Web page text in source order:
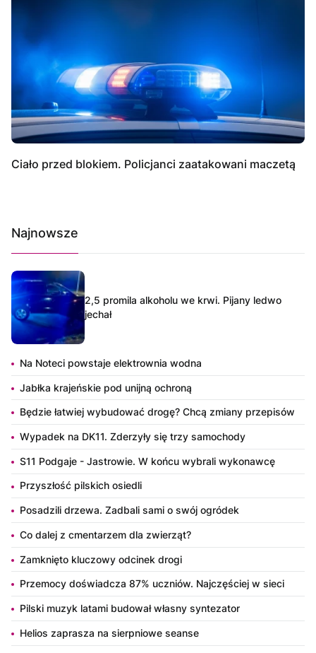
Ciało przed blokiem. Policjanci zaatakowani maczetą
Najnowsze
2,5 promila alkoholu we krwi. Pijany ledwo
jechał
Na Noteci powstaje elektrownia wodna
Jabłka krajeńskie pod unijną ochroną
Będzie łatwiej wybudować drogę? Chcą zmiany przepisów
Wypadek na DK11. Zderzyły się trzy samochody
S11 Podgaje - Jastrowie. W końcu wybrali wykonawcę
Przyszłość pilskich osiedli
Posadzili drzewa. Zadbali sami o swój ogródek
Co dalej z cmentarzem dla zwierząt?
Zamknięto kluczowy odcinek drogi
Przemocy doświadcza 87% uczniów. Najczęściej w sieci
Pilski muzyk latami budował własny syntezator
Helios zaprasza na sierpniowe seanse